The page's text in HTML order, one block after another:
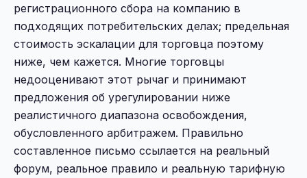
регистрационного сбора на компанию в
подходящих потребительских делах; предельная
стоимость эскалации для торговца поэтому
ниже, чем кажется. Многие торговцы
недооценивают этот рычаг и принимают
предложения об урегулировании ниже
реалистичного диапазона освобождения,
обусловленного арбитражем. Правильно
составленное письмо ссылается на реальный
форум, реальное правило и реальную тарифную